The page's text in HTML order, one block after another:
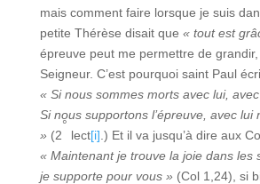
mais comment faire lorsque je suis
petite Thérèse disait que « tout est
épreuve peut me permettre de
Seigneur. C’est pourquoi saint Paul
« Si nous sommes morts avec lui,
Si nous supportons l’épreuve, avec lui
» (2
°
lect[i] .) Et il va jusqu’à dire aux
« Maintenant je trouve la joie dans les
je supporte pour vous » (Col 1,24), si